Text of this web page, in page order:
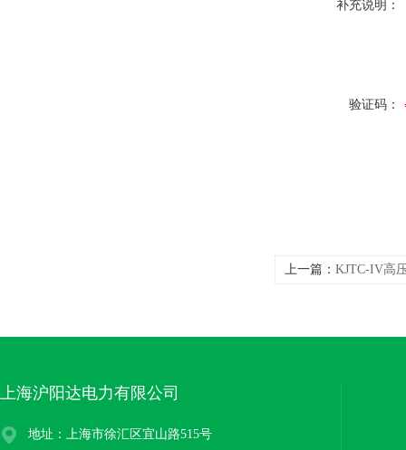
补充说明：
验证码：
上一篇： KJTC-IV高
上海沪阳达电力有限公司
地址：上海市徐汇区宜山路515号